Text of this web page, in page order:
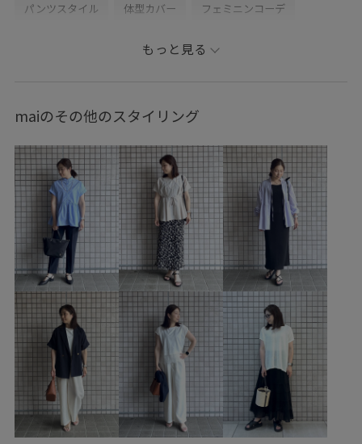
パンツスタイル 体型カバー フェミニンコーデ
ストレート イエベ秋
オールインワン/サロペット つなぎ/オールインワン
GDH16510 GDM16650 GDY16000 GIX16190
GIZ16120 26mother'sday 26RPUVCARE
26SSお着軽シャツ 26SSシャーベットニット
2WAYで使える blouse_pickup ROPÉPICNIC_TIMESALE
RP26SS RP26SS_サマーニット RP26SS着映えトップス
RP_TS0526 Tシャツ UVケア Vネック
きちんと感 きれいめカジュアル
さらっとした肌触り さらりとした さりげないアクセント
ちゃんとプラスかわいい保証 ふんわり アクリル
もっと見る
maiのその他のスタイリング